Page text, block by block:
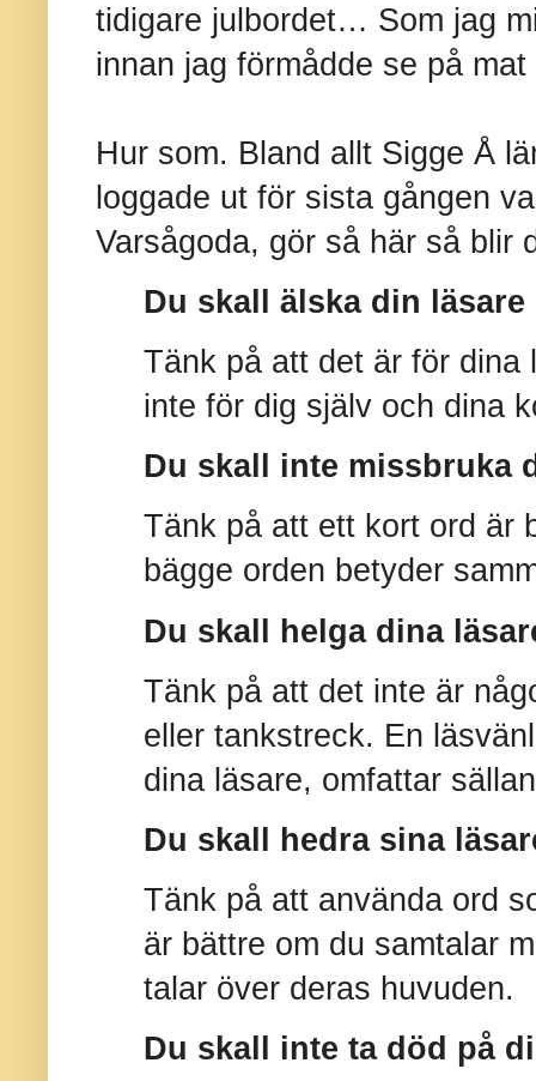
tidigare julbordet… Som jag
innan jag förmådde se på mat
Hur som. Bland allt Sigge Å
loggade ut för sista gången
Varsågoda, gör så här så blir
Du skall älska din
Tänk på att det är för dina
inte för dig själv och dina
Du skall inte missbruka
Tänk på att ett kort ord är
bägge orden betyder
Du skall helga dina
Tänk på att det inte är
eller tankstreck. En
dina läsare, omfattar
Du skall hedra sina
Tänk på att använda ord
är bättre om du samtalar
talar över deras huvuden.
Du skall inte ta död på